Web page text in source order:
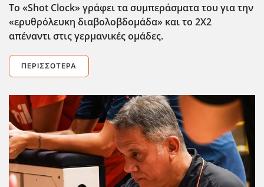
Το «Shot Clock» γράφει τα συμπεράσματα του για την
«ερυθρόλευκη διαβολοβδομάδα» και το 2Χ2
απέναντι στις γερμανικές ομάδες.
ΠΕΡΙΣΣΌΤΕΡΑ